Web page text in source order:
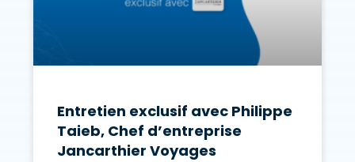
Entretien exclusif avec Philippe
Taieb, Chef d’entreprise
Jancarthier Voyages